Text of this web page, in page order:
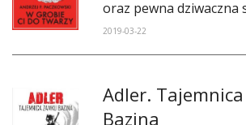
oraz pewna dziwaczna
2019-03-22
Adler.
Bazina